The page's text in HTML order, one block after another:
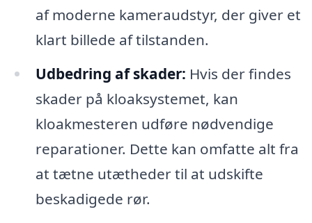
af moderne kameraudstyr, der giver et
klart billede af tilstanden.
Udbedring af skader: Hvis der findes
skader på kloaksystemet, kan
kloakmesteren udføre nødvendige
reparationer. Dette kan omfatte alt fra
at tætne utætheder til at udskifte
beskadigede rør.